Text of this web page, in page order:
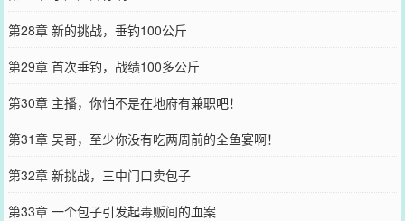
第28章 新的挑战，垂钓100公斤
第29章 首次垂钓，战绩100多公斤
第30章 主播，你怕不是在地府有兼职吧！
第31章 吴哥，至少你没有吃两周前的全鱼宴啊！
第32章 新挑战，三中门口卖包子
第33章 一个包子引发起毒贩间的血案